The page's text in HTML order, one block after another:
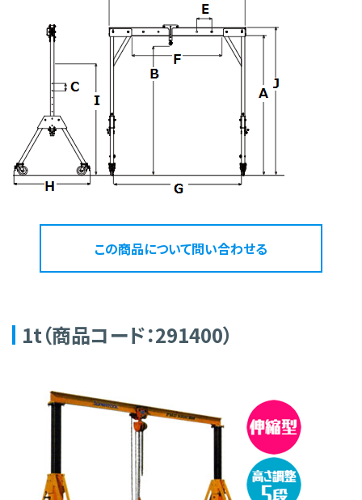
この商品について問い合わせる
1t（商品コード：291400）